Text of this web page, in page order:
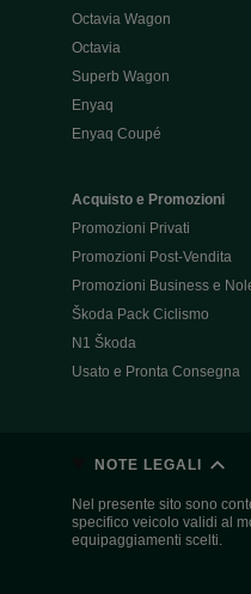
Octavia Wagon
Octavia
Superb Wagon
Enyaq
Enyaq Coupé
Acquisto e Promozioni
Promozioni Privati
Promozioni Post-Vendita
Promozioni Business e
Škoda Pack Ciclismo
N1 Škoda
Usato e Pronta Consegna
NOTE LEGALI
Nel presente sito sono
specifico veicolo validi al
equipaggiamenti scelti.